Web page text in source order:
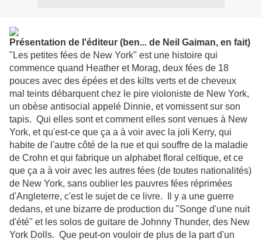
Présentation de l'éditeur (ben... de Neil Gaiman, en fait)
"Les petites fées de New York" est une histoire qui
commence quand Heather et Morag, deux fées de 18
pouces avec des épées et des kilts verts et de cheveux
mal teints débarquent chez le pire violoniste de New York,
un obèse antisocial appelé Dinnie, et vomissent sur son
tapis. Qui elles sont et comment elles sont venues à New
York, et qu'est-ce que ça a à voir avec la joli Kerry, qui
habite de l'autre côté de la rue et qui souffre de la maladie
de Crohn et qui fabrique un alphabet floral celtique, et ce
que ça a à voir avec les autres fées (de toutes nationalités)
de New York, sans oublier les pauvres fées réprimées
d'Angleterre, c'est le sujet de ce livre. Il y a une guerre
dedans, et une bizarre de production du "Songe d'une nuit
d'été" et les solos de guitare de Johnny Thunder, des New
York Dolls. Que peut-on vouloir de plus de la part d'un